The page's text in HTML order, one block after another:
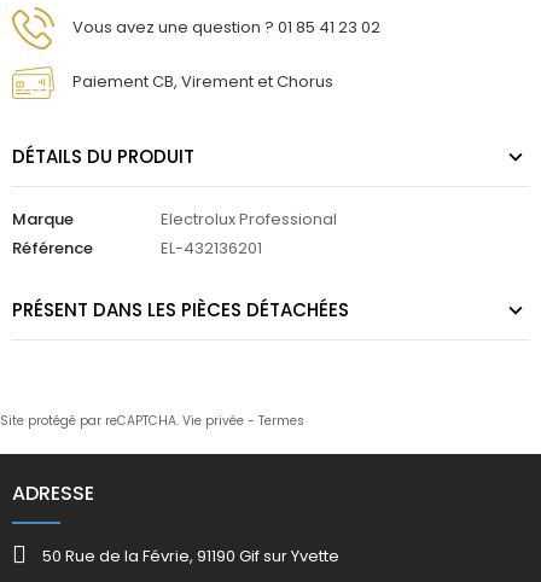
Vous avez une question ? 01 85 41 23 02
Paiement CB, Virement et Chorus
DÉTAILS DU PRODUIT
Marque
Electrolux Professional
Référence
EL-432136201
PRÉSENT DANS LES PIÈCES DÉTACHÉES
Site protégé par reCAPTCHA. Vie privée - Termes
ADRESSE
50 Rue de la Févrie, 91190 Gif sur Yvette